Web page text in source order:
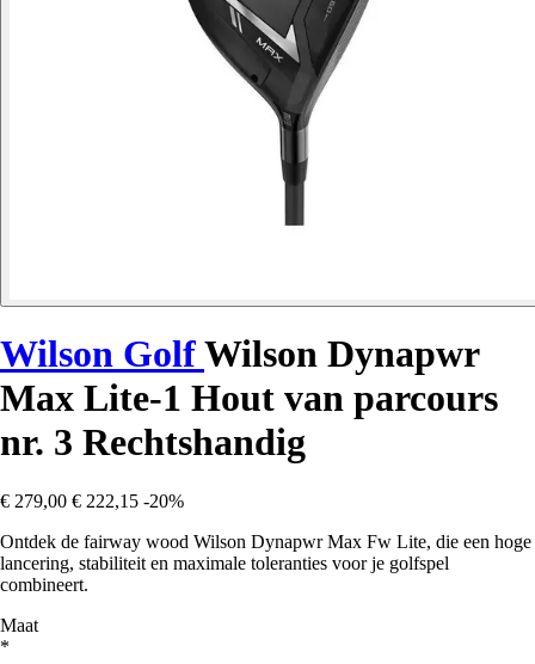
Wilson GolfWilson Dynapwr
Max Lite-1 Hout van parcours
nr. 3 Rechtshandig
€ 279,00 € 222,15 -20%
Ontdek de fairway wood Wilson Dynapwr Max Fw Lite, die een hoge
lancering, stabiliteit en maximale toleranties voor je golfspel
combineert.
Maat
*